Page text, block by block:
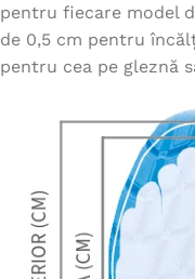
pentru fiecare model
de 0,5 cm pentru
pentru cea pe gleznă